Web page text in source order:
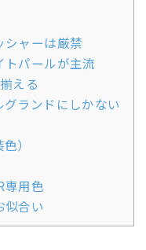
シャーは厳禁
トパールが主流
える
ランドにしかない
）
専用色
似合い